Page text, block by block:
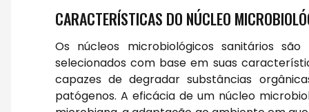
CARACTERÍSTICAS DO NÚCLEO
Os núcleos microbiológicos sanitários
selecionados com base em suas
capazes de degradar substâncias
patógenos. A eficácia de um núcleo